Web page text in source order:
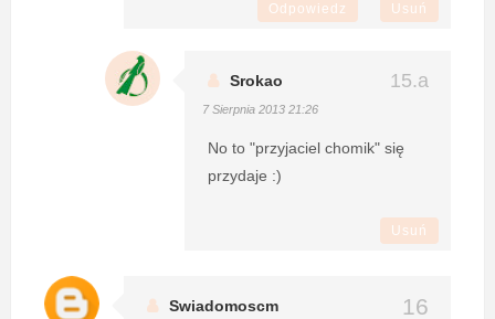
Odpowiedz Usuń
Srokao
7 Sierpnia 2013 21:26
No to "przyjaciel chomik" się
przydaje :)
Usuń
Swiadomoscm